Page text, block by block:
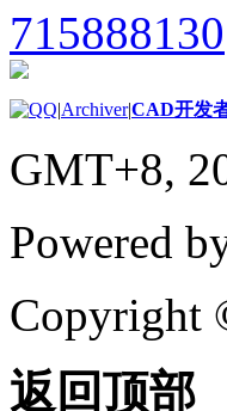
（
（
|Archiver|CAD开发
GMT+8,
Powered
Copyright
返回顶部